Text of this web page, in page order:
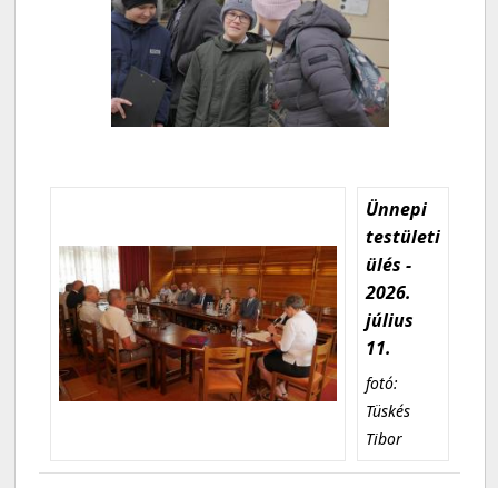
Ünnepi
testületi
ülés -
2026.
július
11.
fotó:
Tüskés
Tibor